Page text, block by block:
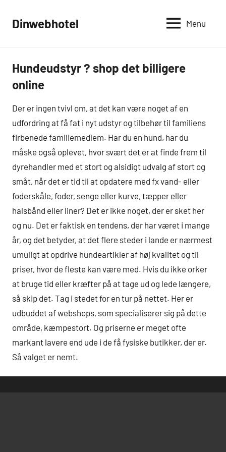
Dinwebhotel Menu
Ikke-
kategoriseret
Hundeudstyr ? shop det billigere
online
Der er ingen tvivl om, at det kan være noget af en
udfordring at få fat i nyt udstyr og tilbehør til familiens
firbenede familiemedlem. Har du en hund, har du
måske også oplevet, hvor svært det er at finde frem til
dyrehandler med et stort og alsidigt udvalg af stort og
småt, når det er tid til at opdatere med fx vand- eller
foderskåle, foder, senge eller kurve, tæpper eller
halsbånd eller liner? Det er ikke noget, der er sket her
og nu. Det er faktisk en tendens, der har været i mange
år, og det betyder, at det flere steder i lande er nærmest
umuligt at opdrive hundeartikler af høj kvalitet og til
priser, hvor de fleste kan være med. Hvis du ikke orker
at bruge tid eller kræfter på at tage ud og lede længere,
så skip det. Tag i stedet for en tur på nettet. Her er
udbuddet af webshops, som specialiserer sig på dette
område, kæmpestort. Og priserne er meget ofte
markant lavere end ude i de få fysiske butikker, der er.
Så valget er nemt.